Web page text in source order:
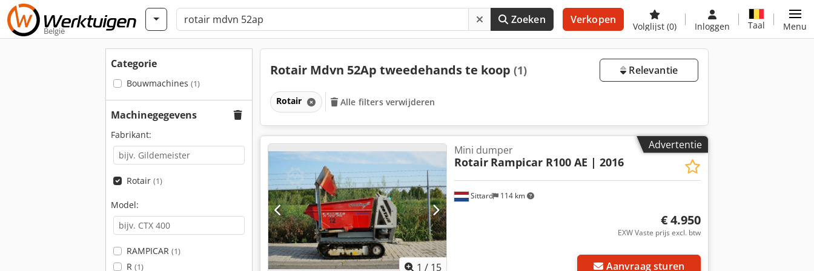
België
Zoeken Verkopen
Volglijst (0) Inloggen Taal Menu
Categorie
Bouwmachines (1)
Machinegegevens
Fabrikant:
Rotair (1)
Model:
RAMPICAR (1)
R (1)
Rotair Mdvn 52Ap tweedehands te koop (1) Relevantie
Rotair Alle filters verwijderen
Advertentie
1 / 15
Sittard 114 km
Mini dumper
Rotair Rampicar R100 AE | 2016
€ 4.950
EXW Vaste prijs excl. btw
Aanvraag sturen